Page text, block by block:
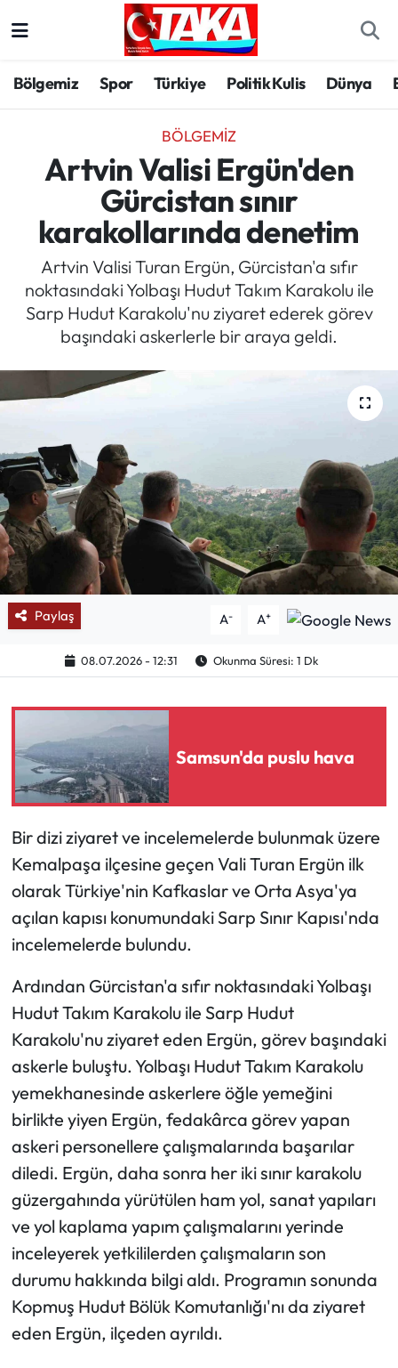
Bölgemiz Spor Türkiye Politik Kulis Dünya
BÖLGEMIZ
Artvin Valisi Ergün'den
Gürcistan sınır
karakollarında denetim
Artvin Valisi Turan Ergün, Gürcistan'a sıfır
noktasındaki Yolbaşı Hudut Takım Karakolu ile
Sarp Hudut Karakolu'nu ziyaret ederek görev
başındaki askerlerle bir araya geldi.
Paylaş A- A+
08.07.2026 - 12:31 Okunma Süresi: 1 Dk
Samsun'da puslu hava
Bir dizi ziyaret ve incelemelerde bulunmak üzere
Kemalpaşa ilçesine geçen Vali Turan Ergün ilk
olarak Türkiye'nin Kafkaslar ve Orta Asya'ya
açılan kapısı konumundaki Sarp Sınır Kapısı'nda
incelemelerde bulundu.
Ardından Gürcistan'a sıfır noktasındaki Yolbaşı
Hudut Takım Karakolu ile Sarp Hudut
Karakolu'nu ziyaret eden Ergün, görev başındaki
askerle buluştu. Yolbaşı Hudut Takım Karakolu
yemekhanesinde askerlere öğle yemeğini
birlikte yiyen Ergün, fedakârca görev yapan
askeri personellere çalışmalarında başarılar
diledi. Ergün, daha sonra her iki sınır karakolu
güzergahında yürütülen ham yol, sanat yapıları
ve yol kaplama yapım çalışmalarını yerinde
inceleyerek yetkililerden çalışmaların son
durumu hakkında bilgi aldı. Programın sonunda
Kopmuş Hudut Bölük Komutanlığı'nı da ziyaret
eden Ergün, ilçeden ayrıldı.
Spor
Türkiye
Kültür/Sanat
Politika
Politik Kulis
Dünya
Magazin
Röportaj
Manşet
Köşe Yazıları
Karikatür Galeri
BIK
ASTROLOJİ
Spor Yazıları
Mektup Galeri
Ekonomi
Sağlık
Turizm
Teknoloji
Trabzon Hava Durumu
Trabzon Trafik Yoğunluk Haritası
Süper Lig Puan Durumu ve Fikstür
Tüm Manşetler
Son Dakika Haberleri
Haber Arşivi